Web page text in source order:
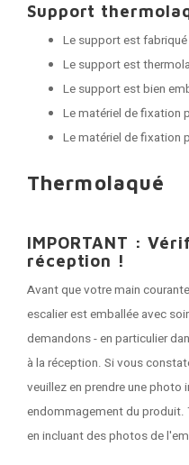
Support
Le support est
Le support est
Le support est bien
Le matériel de fixation
Le matériel de fixation
Thermolaqué
IMPORTANT :
réception !
Avant que votre main
escalier est emballée avec
demandons - en particulier
à la réception. Si vous
veuillez en prendre une
endommagement du produit.
en incluant des photos de